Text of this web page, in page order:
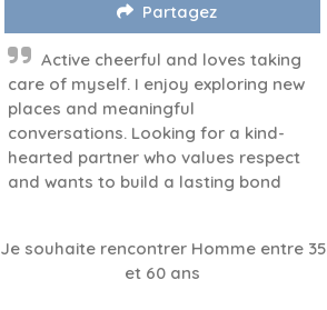
Partagez
Active cheerful and loves taking
care of myself. I enjoy exploring new
places and meaningful
conversations. Looking for a kind-
hearted partner who values respect
and wants to build a lasting bond
Je souhaite rencontrer Homme entre 35
et 60 ans